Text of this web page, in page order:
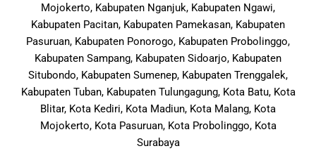
Mojokerto, Kabupaten Nganjuk, Kabupaten Ngawi,
Kabupaten Pacitan, Kabupaten Pamekasan, Kabupaten
Pasuruan, Kabupaten Ponorogo, Kabupaten Probolinggo,
Kabupaten Sampang, Kabupaten Sidoarjo, Kabupaten
Situbondo, Kabupaten Sumenep, Kabupaten Trenggalek,
Kabupaten Tuban, Kabupaten Tulungagung, Kota Batu, Kota
Blitar, Kota Kediri, Kota Madiun, Kota Malang, Kota
Mojokerto, Kota Pasuruan, Kota Probolinggo, Kota
Surabaya